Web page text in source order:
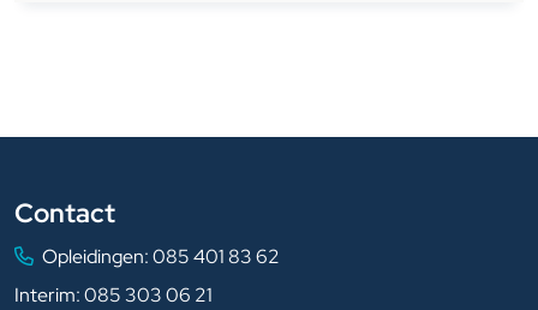
Contact
Opleidingen:085 401 83 62
Interim:085 303 06 21